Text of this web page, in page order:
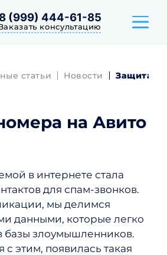
8 (999) 444-61-85
консультацию
статьи Новости Защита
на Авито
в интернете стала
для спам-звонков.
мы делимся
данными, которые легко
базы злоумышленников.
с этим, появилась такая